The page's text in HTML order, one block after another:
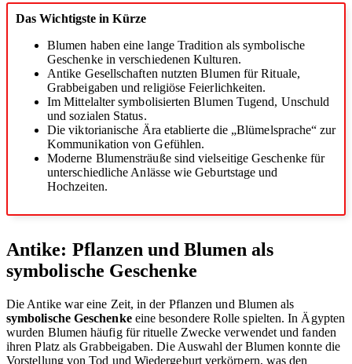
Das Wichtigste in Kürze
Blumen haben eine lange Tradition als symbolische
Geschenke in verschiedenen Kulturen.
Antike Gesellschaften nutzten Blumen für Rituale,
Grabbeigaben und religiöse Feierlichkeiten.
Im Mittelalter symbolisierten Blumen Tugend, Unschuld
und sozialen Status.
Die viktorianische Ära etablierte die „Blümelsprache“ zur
Kommunikation von Gefühlen.
Moderne Blumensträuße sind vielseitige Geschenke für
unterschiedliche Anlässe wie Geburtstage und
Hochzeiten.
Antike: Pflanzen und Blumen als
symbolische Geschenke
Die Antike war eine Zeit, in der Pflanzen und Blumen als
symbolische Geschenkeeine besondere Rolle spielten. In Ägypten
wurden Blumen häufig für rituelle Zwecke verwendet und fanden
ihren Platz als Grabbeigaben. Die Auswahl der Blumen konnte die
Vorstellung von Tod und Wiedergeburt verkörpern, was den